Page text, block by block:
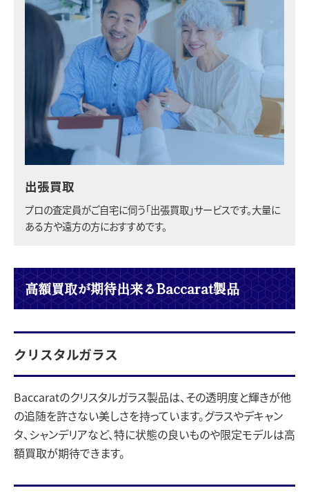
出張買取
プロの査定員がご自宅に伺う「出張買取」サービスです。大量に
ある方や遠方の方におすすめです。
高額買取が期待出来るBaccarat製品
クリスタルガラス
Baccaratのクリスタルガラス製品は、その透明度と輝きが他
の追随を許さない美しさを持っています。グラスやデキャン
タ、シャンデリアなど、特に状態の良いものや限定モデルは高
額買取が期待できます。